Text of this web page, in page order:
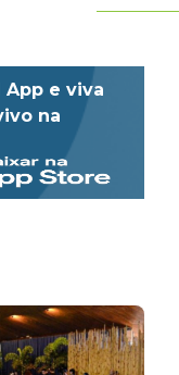
App e viva
na